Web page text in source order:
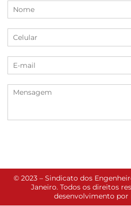
© 2023 – Sindicato dos
Janeiro. Todos os direitos
desenvolvimento por